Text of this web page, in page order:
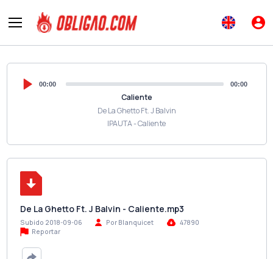
00:00 00:00
Caliente
De La Ghetto Ft. J Balvin
IPAUTA - Caliente
De La Ghetto Ft. J Balvin - Caliente.mp3
Subido 2018-09-06 Por Blanquicet
47890
Reportar